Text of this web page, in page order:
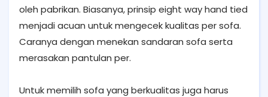
oleh pabrikan. Biasanya, prinsip eight way hand tied
menjadi acuan untuk mengecek kualitas per sofa.
Caranya dengan menekan sandaran sofa serta
merasakan pantulan per.
Untuk memilih sofa yang berkualitas juga harus